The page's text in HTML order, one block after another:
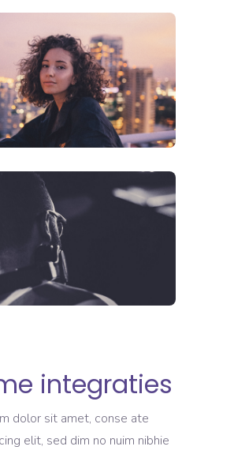
integraties
dolor sit amet, conse ate
elit, sed dim no nuim nibhie